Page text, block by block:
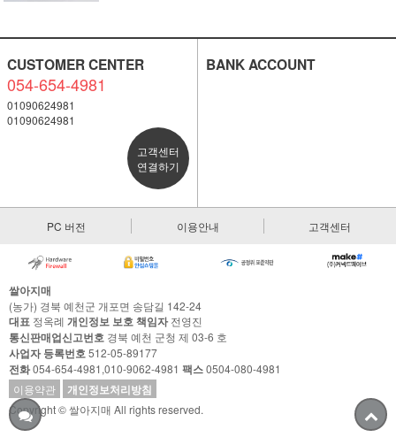
CUSTOMER CENTER
054-654-4981
01090624981
01090624981
고객센터
연결하기
BANK ACCOUNT
PC 버전 이용안내 고객센터
쌀아지매
(농가) 경북 예천군 개포면 송담길 142-24
대표 정옥례 개인정보 보호 책임자전영진
통신판매업신고번호 경북 예천 군청 제 03-6 호
사업자 등록번호512-05-89177
전화054-654-4981,010-9062-4981 팩스0504-080-4981
이용약관
개인정보처리방침
Copyright © 쌀아지매 All rights reserved.